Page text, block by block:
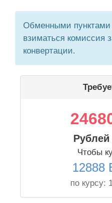
Обменными пунктами
взиматься комиссия
конвертации.
Чтобы
12888
по курсу: